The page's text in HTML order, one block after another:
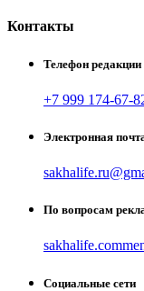
Контакты
Телефон редакции
+7 999 174-67-
Электронная
По вопросам
Социальные сети